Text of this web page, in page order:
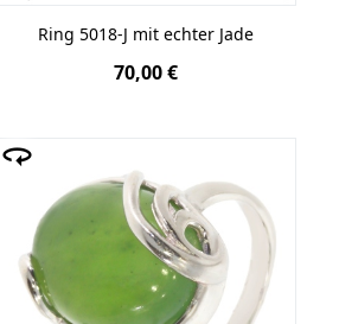
Ring 5018-J mit echter Jade
70,00 €